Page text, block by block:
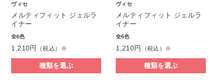
ヴィセ
メルティフィット ジェルラ
イナー
全6色
1,210円 （税込）※
種類を選ぶ
ヴィセ
メルティフィット ジェルラ
イナー
全6色
1,210円 （税込）※
種類を選ぶ